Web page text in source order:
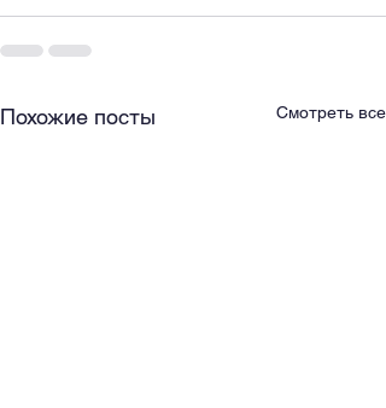
Похожие посты Смотреть все